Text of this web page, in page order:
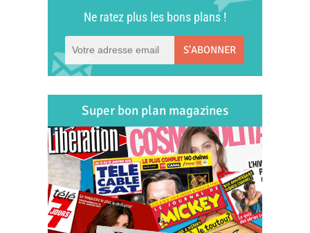
Ne ratez plus les bons plans !
S'ABONNER
Super bon plan magazines